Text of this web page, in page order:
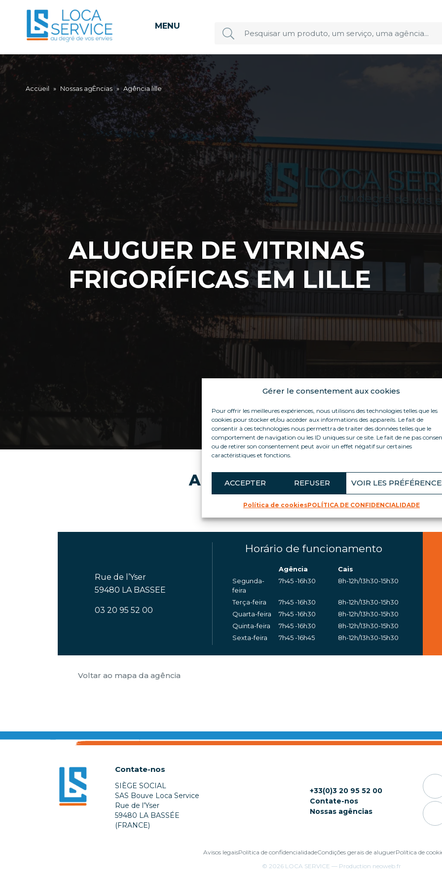
Gérer le consentement aux cookies
Pour offrir les meilleures expériences, nous utilisons des technologies telles que les
cookies pour stocker et/ou accéder aux informations des appareils. Le fait de
consentir à ces technologies nous permettra de traiter des données telles que le
comportement de navigation ou les ID uniques sur ce site. Le fait de ne pas
ou de retirer son consentement peut avoir un effet négatif sur certaines
caractéristiques et fonctions.
ACCEPTER REFUSER VOIR LES
Política de cookiesPOLÍTICA DE CONFIDENCIALIDADE
MENU
Accueil » Nossas agÊncias » Agência lille
ALUGUER DE VITRINAS
FRIGORÍFICAS EM LILLE
A sua agência Loca Service em
Esta sucursal serve o norte da região Hauts-de-France.
Rue de l’Yser
59480 LA BASSEE
03 20 95 52 00
Horário de funcionamento
Agência
Cais
Segunda-
feira
7h45 -16h30 8h-12h/13h30-15h30
Terça-feira 7h45 -16h30
8h-12h/13h30-15h30
Quarta-feira
7h45 -16h30
8h-12h/13h30-15h30
Quinta-feira
7h45 -16h30
8h-12h/13h30-15h30
Sexta-feira
7h45 -16h45 8h-12h/13h30-15h30
Voltar ao mapa da agência
Contate-nos
SIÈGE SOCIAL
SAS Bouve Loca Service
Rue de l’Yser
59480 LA BASSÉE
(FRANCE)
+33(0)3 20 95 52 00
Contate-nos
Nossas agências
Avisos legaisPolítica de confidencialidadeCondições gerais de aluguerPolítica de
© 2026 LOCA SERVICE — Production neoweb.fr